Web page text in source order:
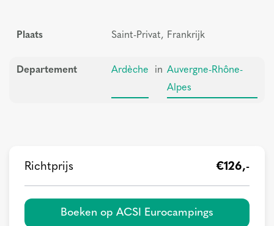
Plaats Saint-Privat, Frankrijk
Departement Ardèche in Auvergne-Rhône-
Alpes
Richtprijs €126,-
Boeken op ACSI Eurocampings